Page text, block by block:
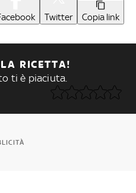
Twitter Copia link
RICETTA!
ti è piaciuta.